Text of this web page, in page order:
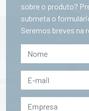
sobre o produto?
submeta o
Seremos breves na